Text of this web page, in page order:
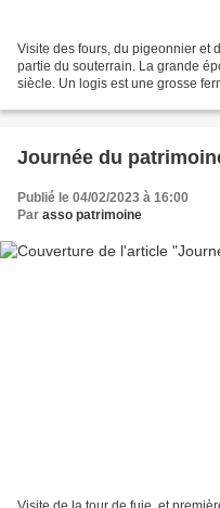
Visite des fours, du pigeonnier et
partie du souterrain. La grande
siècle. Un logis est une grosse
Journée du
Publié le 04/02/2023 à 16:00
Par asso patrimoine